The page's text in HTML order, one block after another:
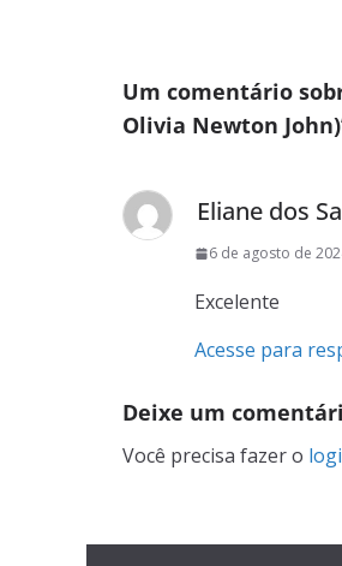
Um comentário
Olivia Newton John)
Eliane dos
6 de agosto de
Excelente
Acesse para
Deixe um
Você precisa fazer o